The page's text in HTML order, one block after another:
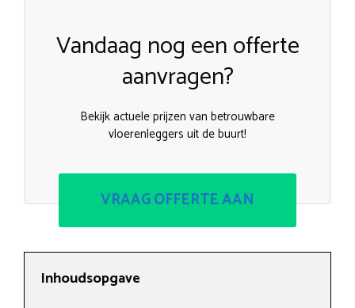
Vandaag nog een offerte
aanvragen?
Bekijk actuele prijzen van betrouwbare
vloerenleggers uit de buurt!
VRAAG OFFERTE AAN
Inhoudsopgave